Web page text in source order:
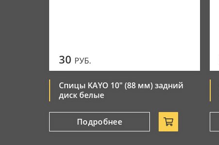
30 РУБ.
Спицы KAYO 10" (88 мм) задний
диск белые
Подробнее